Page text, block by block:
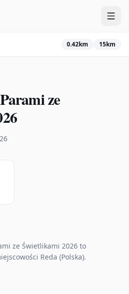
0.42km 15km
ze
ze Świetlikami 2026 to
Reda (Polska).